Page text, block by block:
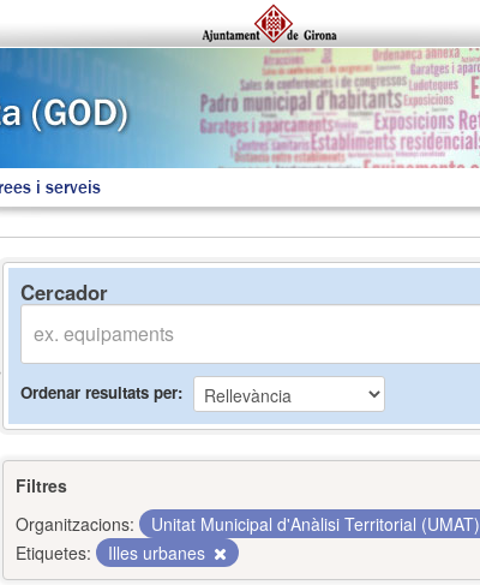
i serveis
Cercador
Ordenar resultats per
Filtres
Organitzacions:
Unitat Municipal d'Anàlisi Territorial (UMAT)
Etiquetes:
Illes urbanes